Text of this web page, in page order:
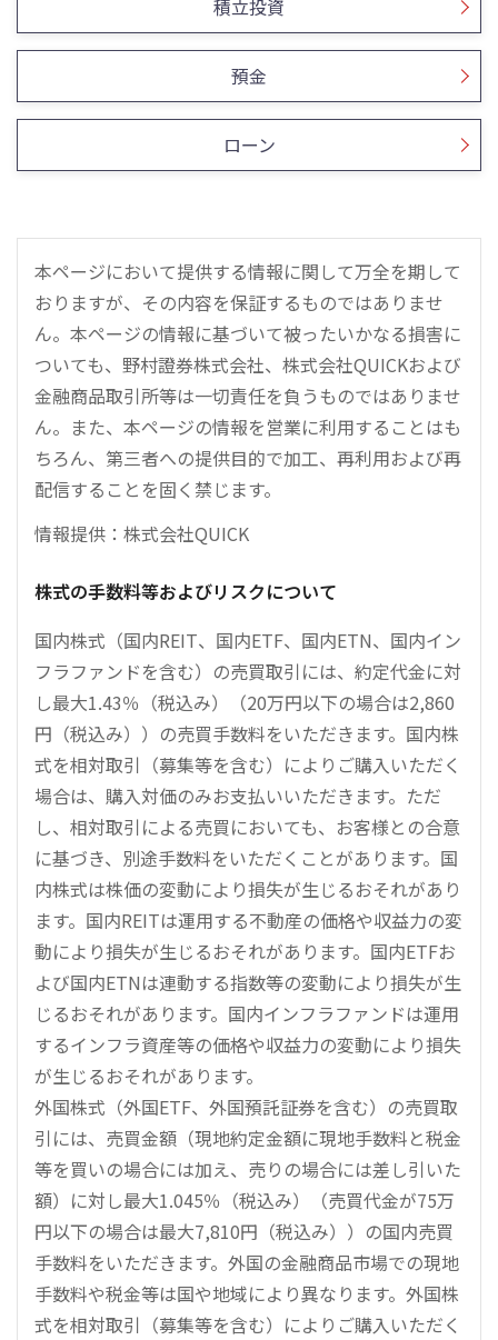
積立投資
預金
ローン
本ページにおいて提供する情報に関して万全を期して
おりますが、その内容を保証するものではありませ
ん。本ページの情報に基づいて被ったいかなる損害に
ついても、野村證券株式会社、株式会社QUICKおよび
金融商品取引所等は一切責任を負うものではありませ
ん。また、本ページの情報を営業に利用することはも
ちろん、第三者への提供目的で加工、再利用および再
配信することを固く禁じます。
情報提供：株式会社QUICK
株式の手数料等およびリスクについて
国内株式（国内REIT、国内ETF、国内ETN、国内イン
フラファンドを含む）の売買取引には、約定代金に対
し最大1.43％（税込み）（20万円以下の場合は2,860
円（税込み））の売買手数料をいただきます。国内株
式を相対取引（募集等を含む）によりご購入いただく
場合は、購入対価のみお支払いいただきます。ただ
し、相対取引による売買においても、お客様との合意
に基づき、別途手数料をいただくことがあります。国
内株式は株価の変動により損失が生じるおそれがあり
ます。国内REITは運用する不動産の価格や収益力の変
動により損失が生じるおそれがあります。国内ETFお
よび国内ETNは連動する指数等の変動により損失が生
じるおそれがあります。国内インフラファンドは運用
するインフラ資産等の価格や収益力の変動により損失
が生じるおそれがあります。
外国株式（外国ETF、外国預託証券を含む）の売買取
引には、売買金額（現地約定金額に現地手数料と税金
等を買いの場合には加え、売りの場合には差し引いた
額）に対し最大1.045％（税込み）（売買代金が75万
円以下の場合は最大7,810円（税込み））の国内売買
手数料をいただきます。外国の金融商品市場での現地
手数料や税金等は国や地域により異なります。外国株
式を相対取引（募集等を含む）によりご購入いただく